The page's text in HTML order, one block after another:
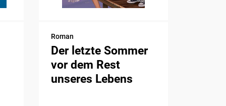
Roman
Der letzte Sommer
vor dem Rest
unseres Lebens